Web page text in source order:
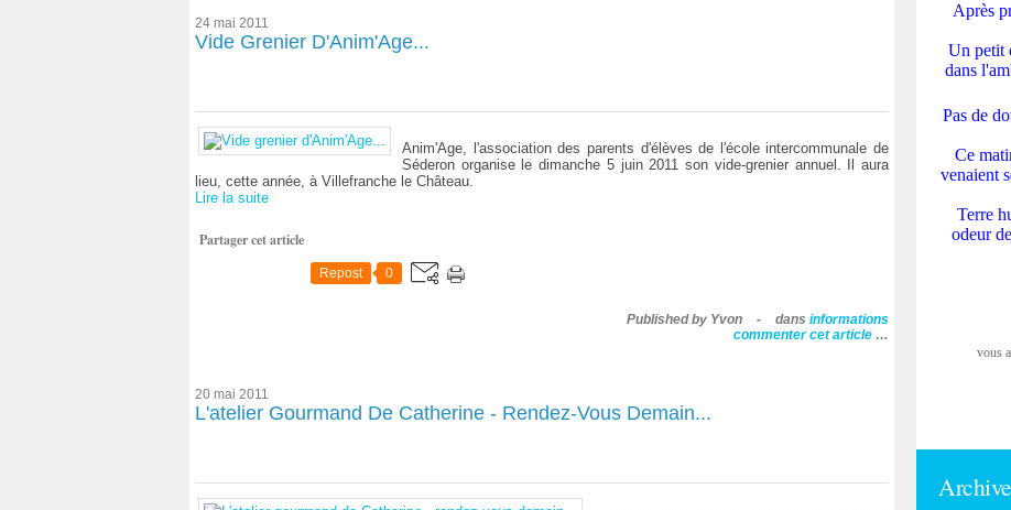
24 mai 2011
Vide Grenier D'Anim'Age...
Anim'Age, l'association des parents d'élèves de l'école intercommunale de
Séderon organise le dimanche 5 juin 2011 son vide-grenier annuel. Il aura
lieu, cette année, à Villefranche le Château.
Lire la suite
Partager cet article
Repost 0
Published by Yvon - dans informations
commenter cet article …
20 mai 2011
L'atelier Gourmand De Catherine - Rendez-Vous Demain...
Après
Un petit
dans
Pas de
Ce
venaient
Terre
odeur
vous